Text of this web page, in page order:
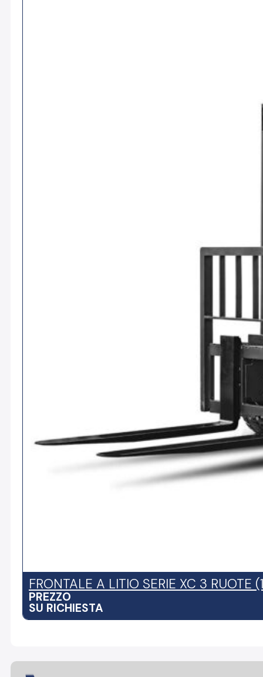
FRONTALE A LITIO SERIE XC 3 RUOTE
PREZZO
SU RICHIESTA